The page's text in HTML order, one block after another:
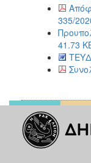
335/
41.73